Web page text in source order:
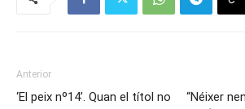
Anterior
‘El peix nº14’. Quan el títol no
“Néixer